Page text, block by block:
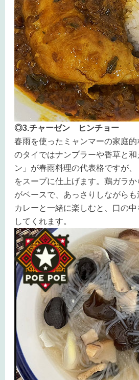
◎3.チャーゼン ヒンチョー
春雨を使ったミャンマーの家庭
のタイではナンプラーや香草と
ン」が春雨料理の代表格ですが
をスープに仕上げます。鶏ガラ
がベースで、あっさりしながらも
カレーと一緒に楽しむと、口の
してくれます。